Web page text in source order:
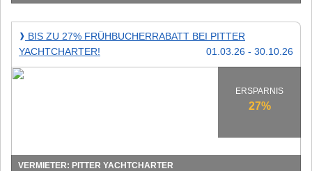
zu
27%
Frühbucherrabatt
bei
❱ BIS ZU 27% FRÜHBUCHERRABATT BEI PITTER
YACHTCHARTER!
01.03.26 - 30.10.26
ERSPARNIS
27%
VERMIETER: PITTER YACHTCHARTER